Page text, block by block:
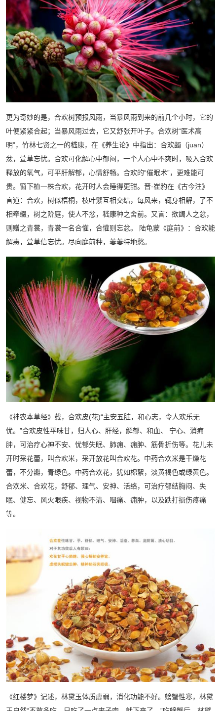
更为奇妙的是，合欢树预报风雨，当暴风雨到来的前几个小时，它的
叶便紧紧合起；当暴风雨过去，它又舒张开叶子。合欢树“医术高
明”，竹林七贤之一的嵇康，在《养生论》中指出：合欢蠲（juan）
忿，萱草忘忧。合欢可化解心中郁闷，一个人心中不爽时，吸入合欢
释放的氧气，可平肝解郁，心情舒畅。合欢的“催眠术”，更难能可
贵。窗下植一株合欢，花开时人会睡得更甜。晋·崔豹在《古今注》
言道：合欢，树似梧桐，枝叶繁互相交结，每风来，辄身相解，了不
相牵缀，树之阶庭，使人不忿，嵇康种之舍前。又言：欲蠲人之忿，
则赠之青裳，青裳一名合懽，合懽则忘忿。 陆龟蒙《庭前》：合欢能
解恚，萱草信忘忧。尽向庭前种，萋萋特地愁。
《神农本草经》载，合欢皮(花)“主安五脏，和心志，令人欢乐无
忧。”合欢皮性平味甘，归人心、肝经，解郁、和血、 宁心、消痈
肿，可治疗心神不安、忧郁失眠、肺痈、痈肿、筋骨折伤等。花儿未
开时采花蕾，叫合欢米，采开放花叫合欢花。中药合欢米是干燥花
蕾，不分瓣，青绿色。中药合欢花，犹如棉絮，淡黄褐色或绿黄色。
合欢米、合欢花，舒郁、理气、安神、活络，可治疗郁结胸闷、失
眠、健忘、风火眼疾、视物不清、咽痛、痈肿，以及跌打损伤疼痛
等。
《红楼梦》记述，林黛玉体质虚弱，消化功能不好。螃蟹性寒，林黛